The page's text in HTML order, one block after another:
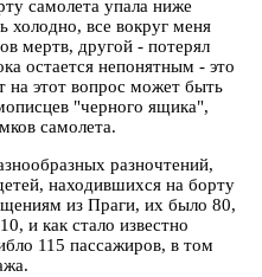
самолета упала ниже
холодно, все вокруг меня
мертв, другой - потерял
остается непонятным - это
на этот вопрос может быть
"черного ящика",
самолета.
разночтений,
находившихся на борту
из Праги, их было 80,
и как стало известно
115 пассажиров, в том